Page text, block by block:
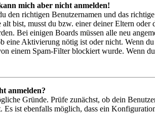
mich aber nicht anmelden!
den richtigen Benutzernamen und das
alt bist, musst du bzw. einer deiner Eltern
Bei einigen Boards müssen alle neu
eine Aktivierung nötig ist oder nicht. Wenn
einem Spam-Filter blockiert wurde. Wenn
anmelden?
Gründe. Prüfe zunächst, ob dein
Es ist ebenfalls möglich, dass ein